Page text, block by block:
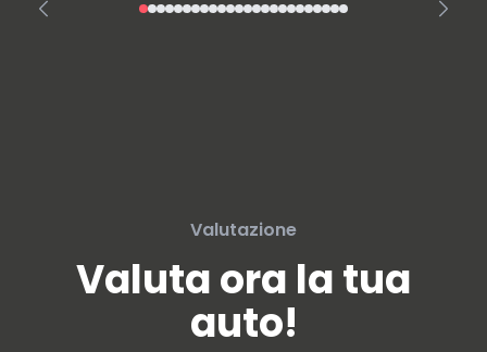
Valutazione
Valuta ora la tua
auto!